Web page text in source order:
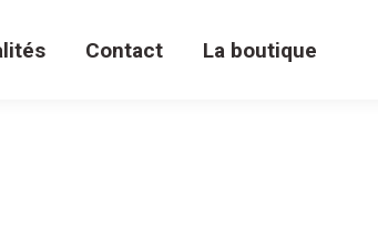
Contact La boutique